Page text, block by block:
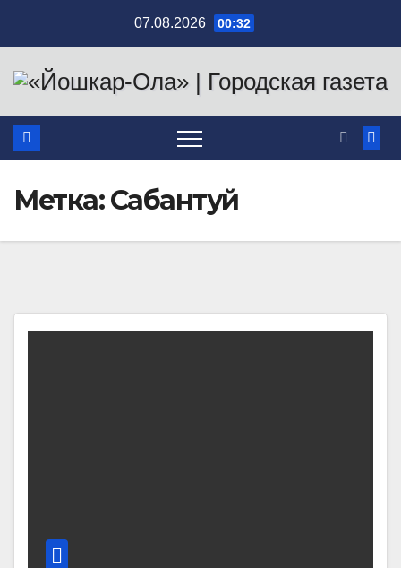
содержимому
07.08.2026 00:32
Метка:Сабантуй